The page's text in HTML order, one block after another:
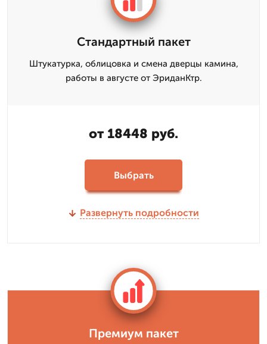
Стандартный пакет
Штукатурка, облицовка и смена дверцы камина,
работы в августе от ЭриданКтр.
от 18448 руб.
Выбрать
Развернуть подробности
Премиум пакет